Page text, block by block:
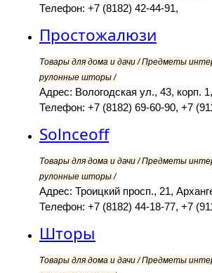
Телефон: +7 (8182) 42-44-91,
Простожалюзи
Товары для дома и дачи / Предметы
рулонные шторы /
Адрес: Вологодская ул., 43, корп.
Телефон: +7 (8182) 69-60-90, +7
Solnceoff
Товары для дома и дачи / Предметы
рулонные шторы /
Адрес: Троицкий просп., 21,
Телефон: +7 (8182) 44-18-77, +7
Шторы
Товары для дома и дачи / Предметы